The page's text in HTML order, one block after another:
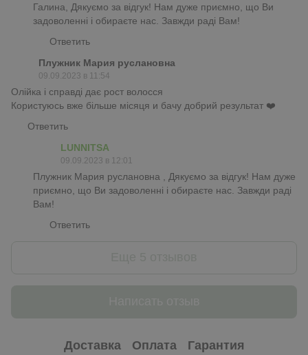
Галина, Дякуємо за відгук! Нам дуже приємно, що Ви
задоволенні і обираєте нас. Завжди раді Вам!
Ответить
Плужник Мария руслановна
09.09.2023 в 11:54
Олійка і справді дає рост волосся
Користуюсь вже більше місяця и бачу добрий результат ❤️
Ответить
LUNNITSA
09.09.2023 в 12:01
Плужник Мария руслановна , Дякуємо за відгук! Нам дуже
приємно, що Ви задоволенні і обираєте нас. Завжди раді
Вам!
Ответить
Доставка Оплата Гарантия